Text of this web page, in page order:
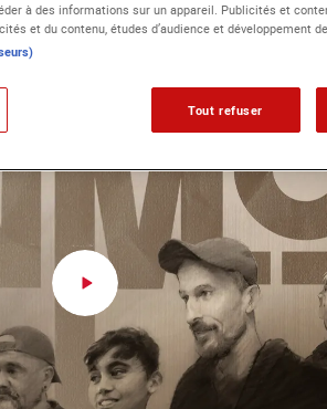
à des informations sur un appareil. Publicités et
et du contenu, études d’audience et développement
Tout refuser